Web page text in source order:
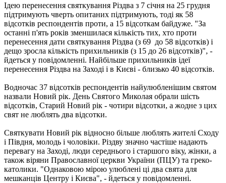
Ідею перенесення святкування Різдва з 7 січня на 25 грудня
підтримують чверть опитаних підтримують, тоді як 58
відсотків респондентів проти, а 15 відсоткам байдуже. "За
останні п'ять років зменшилася кількість тих, хто проти
перенесення дати святкування Різдва (з 69 до 58 відсотків) і
дещо зросла кількість прихильників (з 15 до 26 відсотків)", -
йдеться у повідомленні. Найбільше прихильників ідеї
перенесення Різдва на Заході і в Києві - близько 40 відсотків.
Водночас 37 відсотків респондентів найулюбленішим святом
назвали Новий рік. День Святого Миколая обрали шість
відсотків, Старий Новий рік - чотири відсотки, а жодне з цих
свят не люблять два відсотки.
Святкувати Новий рік відносно більше люблять жителі Сходу
і Півдня, молодь і чоловіки. Різдву значно частіше надають
перевагу на Заході, люди середнього і старшого віку, жінки, а
також віряни Православної церкви України (ПЦУ) та греко-
католики. "Однаковою мірою улюблені ці два свята для
мешканців Центру і Києва", - йдеться у повідомленні.